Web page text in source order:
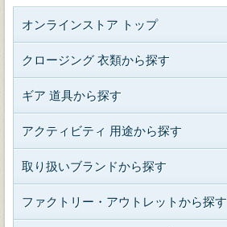
オンラインストア トップ
クロージング 衣類から探す
ギア 道具から探す
アクティビティ 用途から探す
取り扱いブランドから探す
ファクトリー・アウトレットから探す